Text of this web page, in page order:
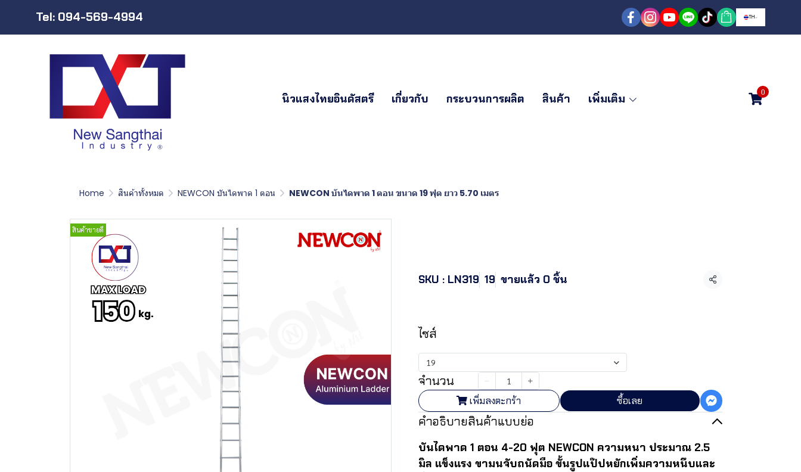
Tel: 094-569-4994 TH
นิวแสงไทยอินดัสตรี เกี่ยวกับ กระบวนการผลิต สินค้า เพิ่มเติม 0
Home สินค้าทั้งหมด NEWCON บันไดพาด 1 ตอน NEWCON บันไดพาด 1 ตอน ขนาด 19 ฟุต ยาว 5.70 เมตร
สินค้าขายดี
SKU : LN319 19 ขายแล้ว 0 ชิ้น แชร์
ไซส์
19
จำนวน
เพิ่มลงตะกร้า ซื้อเลย
คำอธิบายสินค้าแบบย่อ
บันไดพาด 1 ตอน 4-20 ฟุต NEWCON ความหนา ประมาณ 2.5
มิล แข็งแรง ขามนจับถนัดมือ ขั้นรูปแป๊ปหยักเพิ่มความหนึบและ